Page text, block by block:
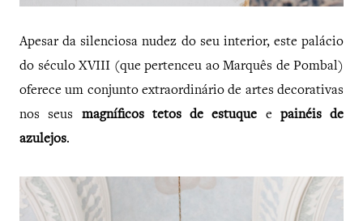
Apesar da silenciosa nudez do seu interior, este palácio
do século XVIII (que pertenceu ao Marquês de Pombal)
oferece um conjunto extraordinário de artes decorativas
nos seus magníficos tetos de estuque e painéis de
azulejos.